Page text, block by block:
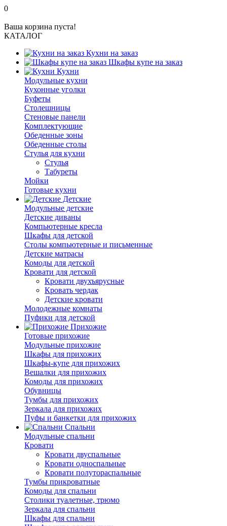
0
Ваша корзина пуста!
КАТАЛОГ
Кухни на заказ
Шкафы купе на заказ
Кухни
Модульные кухни
Кухонные уголки
Буфеты
Столешницы
Стеновые панели
Комплектующие
Обеденные зоны
Обеденные столы
Стулья для кухни
Cтулья
Табуреты
Мойки
Готовые кухни
Детские
Модульные детские
Детские диваны
Компьютерные кресла
Шкафы для детской
Столы компьютерные и письменные
Детские матрасы
Комоды для детской
Кровати для детской
Кровати двухъярусные
Кровать чердак
Детские кровати
Молодежные комнаты
Пуфики для детской
Прихожие
Готовые прихожие
Модульные прихожие
Шкафы для прихожих
Шкафы-купе для прихожих
Вешалки для прихожих
Комоды для прихожих
Обувницы
Тумбы для прихожих
Зеркала для прихожих
Пуфы и банкетки для прихожих
Спальни
Модульные спальни
Кровати
Кровати двуспальные
Кровати односпальные
Кровати полутораспальные
Тумбы прикроватные
Комоды для спальни
Столики туалетные, трюмо
Зеркала для спальни
Шкафы для спальни